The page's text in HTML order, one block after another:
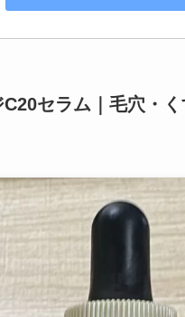
セラム｜毛穴・く